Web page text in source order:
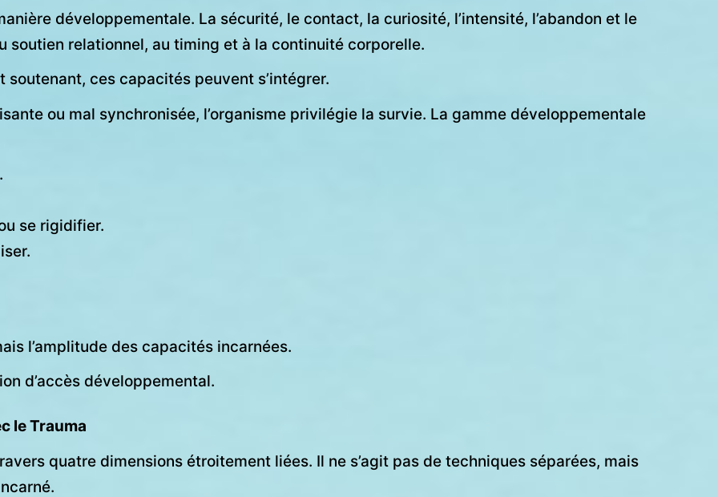
développementale. La sécurité, le contact, la curiosité, l’intensité, l’abandon et le
soutien relationnel, au timing et à la continuité corporelle.
ces capacités peuvent s’intégrer.
ou mal synchronisée, l’organisme privilégie la survie. La gamme développementale
se rigidifier.
l’amplitude des capacités incarnées.
d’accès développemental.
le Trauma
quatre dimensions étroitement liées. Il ne s’agit pas de techniques séparées, mais